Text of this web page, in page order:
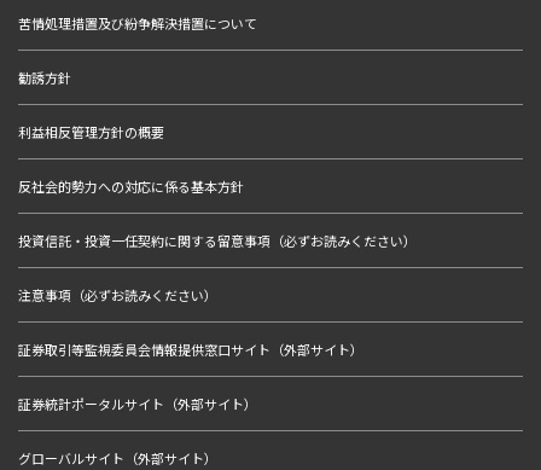
苦情処理措置及び紛争解決措置について
勧誘方針
利益相反管理方針の概要
反社会的勢力への対応に係る基本方針
投資信託・投資一任契約に関する留意事項（必ずお読みください）
注意事項（必ずお読みください）
証券取引等監視委員会情報提供窓口サイト（外部サイト）
証券統計ポータルサイト（外部サイト）
グローバルサイト（外部サイト）